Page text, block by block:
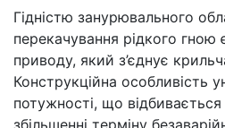
Гідністю занурювального
перекачування рідкого гною
приводу, який з’єднує
Конструкційна особливість
потужності, що
збільшенні терміну